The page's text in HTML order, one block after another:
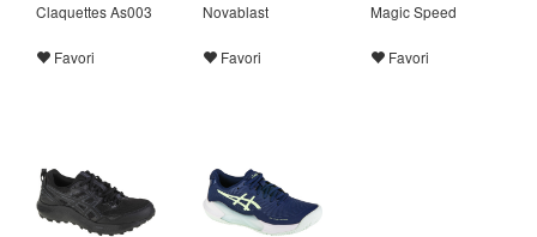
Claquettes As003
Favori
Novablast
Favori
Magic Speed
Favori